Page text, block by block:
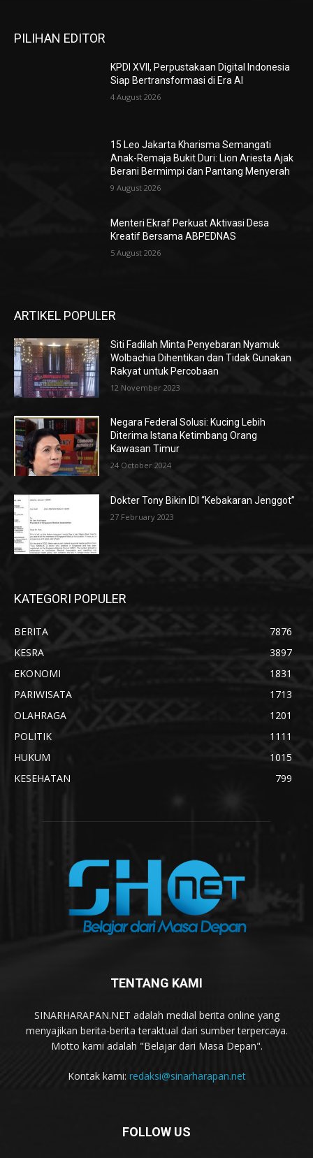
PILIHAN EDITOR
KPDI XVII, Perpustakaan Digital Indonesia
Siap Bertransformasi di Era AI
4 August 2026
15 Leo Jakarta Kharisma Semangati
Anak-Remaja Bukit Duri: Lion Ariesta Ajak
Berani Bermimpi dan Pantang Menyerah
9 August 2026
Menteri Ekraf Perkuat Aktivasi Desa
Kreatif Bersama ABPEDNAS
5 August 2026
ARTIKEL POPULER
Siti Fadilah Minta Penyebaran Nyamuk
Wolbachia Dihentikan dan Tidak Gunakan
Rakyat untuk Percobaan
12 November 2023
Negara Federal Solusi: Kucing Lebih
Diterima Istana Ketimbang Orang
Kawasan Timur
24 October 2024
Dokter Tony Bikin IDI “Kebakaran Jenggot”
27 February 2023
KATEGORI POPULER
BERITA
7876
KESRA
3897
EKONOMI
1831
PARIWISATA
1713
OLAHRAGA
1201
POLITIK
1111
HUKUM
1015
KESEHATAN
799
TENTANG KAMI
SINARHARAPAN.NET adalah medial berita online yang
menyajikan berita-berita teraktual dari sumber terpercaya.
Motto kami adalah "Belajar dari Masa Depan".
Kontak kami: redaksi@sinarharapan.net
FOLLOW US